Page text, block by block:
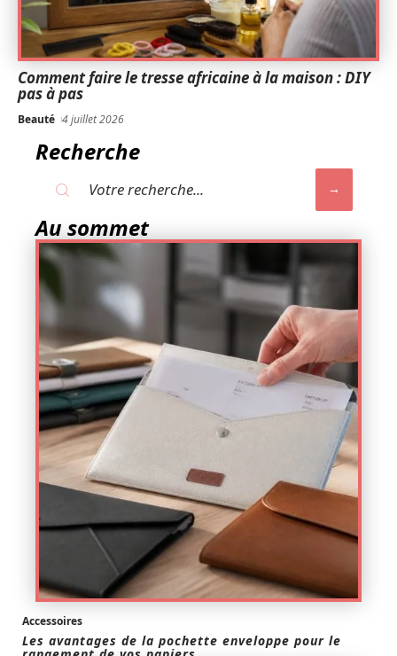
Comment faire le tresse africaine à la maison : DIY
pas à pas
Beauté 4 juillet 2026
Recherche
Au sommet
Accessoires
Les avantages de la pochette enveloppe pour le